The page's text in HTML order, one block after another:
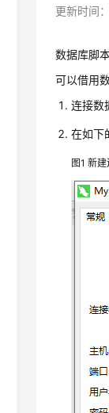
更新时间
数据库脚
可以借用
连接数
在如下
图1新建